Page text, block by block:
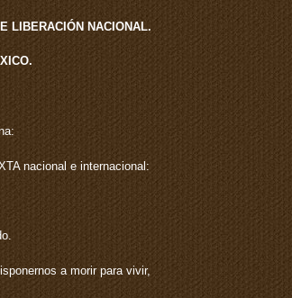
LIBERACIÓN NACIONAL.
nacional e internacional:
a morir para vivir,